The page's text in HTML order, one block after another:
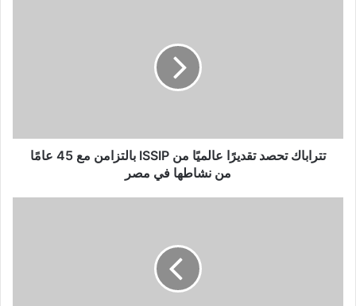
تتراباك تحصد تقديرًا عالميًا من ISSIP بالتزامن مع 45 عامًا
من نشاطها في مصر